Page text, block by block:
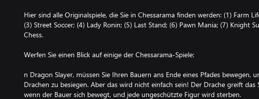
Hier sind alle Originalspiele, die Sie in Chessarama finden werden: (1) Farm
(3) Street Soccer; (4) Lady Ronin; (5) Last Stand; (6) Pawn Mania; (7) Knight
Chess.
Werfen Sie einen Blick auf einige der Chessarama-Spiele:
n Dragon Slayer, müssen Sie Ihren Bauern ans Ende eines Pfades bewegen,
Drachen zu besiegen. Aber das wird nicht einfach sein! Der Drache greift das
wenn der Bauer sich bewegt, und jede ungeschützte Figur wird sterben.